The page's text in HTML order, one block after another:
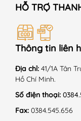
HỖ TRỢ
Thông tin liên
Địa chỉ: 41/1A Tân
Hồ Chí Minh.
Số điện thoại:
Fax: 0384.545.656